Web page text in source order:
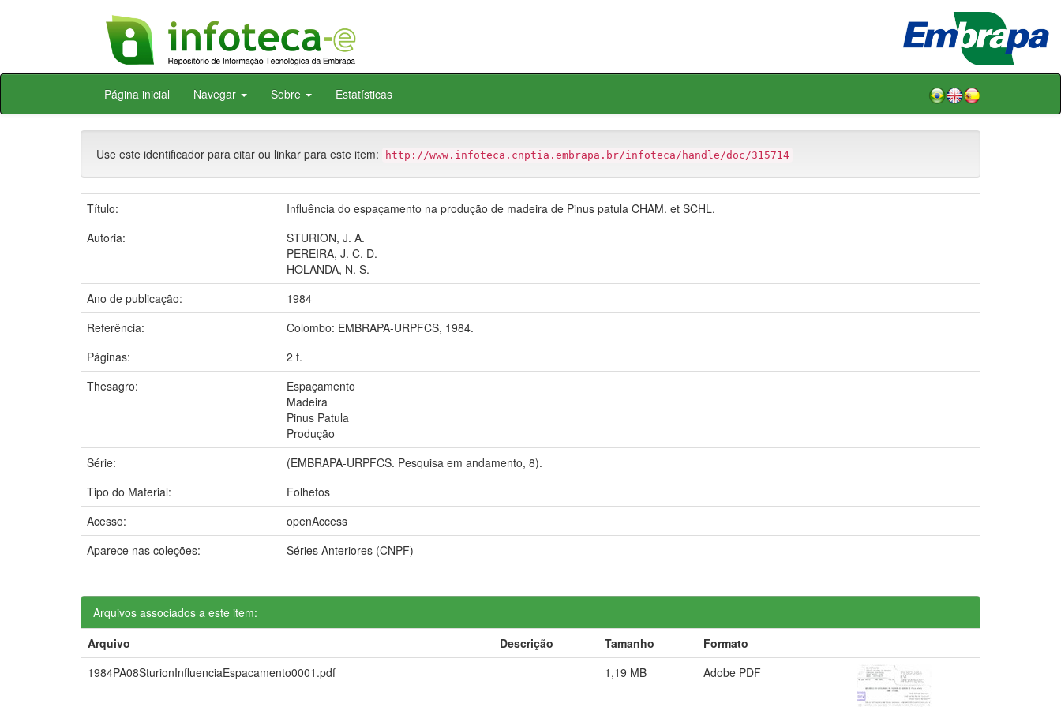
Skip
Página inicial Navegar Sobre Estatísticas
Use este identificador para citar ou linkar para este item: http://www.infoteca.cnptia.embrapa.br/infoteca/handle/doc/315714
Título:
Influência do espaçamento na produção de madeira de Pinus patula CHAM. et SCHL.
Autoria:
STURION, J. A.
PEREIRA, J. C. D.
HOLANDA, N. S.
Ano de publicação:
1984
Referência:
Colombo: EMBRAPA-URPFCS, 1984.
Páginas:
2 f.
Thesagro:
Espaçamento
Madeira
Pinus Patula
Produção
Série:
(EMBRAPA-URPFCS. Pesquisa em andamento, 8).
Tipo do Material:
Folhetos
Acesso:
openAccess
Aparece nas coleções:
Séries Anteriores (CNPF)
Arquivos associados a este item:
Arquivo
Descrição Tamanho
Formato
1984PA08SturionInfluenciaEspacamento0001.pdf
1,19 MB Adobe PDF